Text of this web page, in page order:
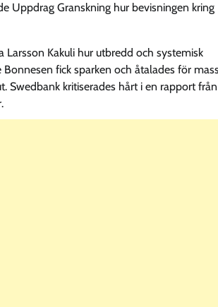
Uppdrag Granskning hur bevisningen kring
Kakuli hur utbredd och systemisk
fick sparken och åtalades för
Swedbank kritiserades hårt i en rapport från